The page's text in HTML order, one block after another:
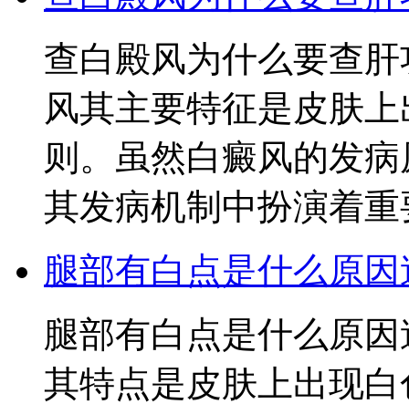
查白殿风为什么要查
风其主要特征是皮肤
则。虽然白癜风的发
其发病机制中扮演着重
腿部有白点是什么原
腿部有白点是什么原
其特点是皮肤上出现